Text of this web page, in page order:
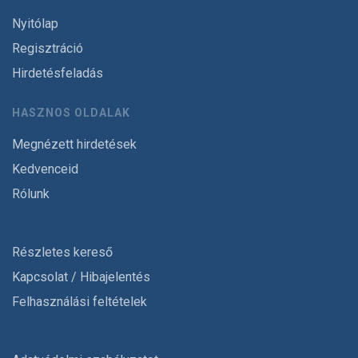
Nyitólap
Regisztráció
Hirdetésfeladás
HASZNOS OLDALAK
Megnézett hirdetések
Kedvenceid
Rólunk
Részletes kereső
Kapcsolat / Hibajelentés
Felhasználási feltételek